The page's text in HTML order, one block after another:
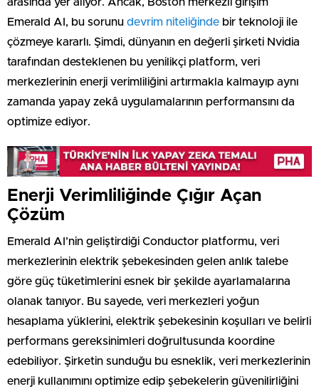
arasında yer alıyor. Ancak, Boston merkezli girişim
Emerald AI, bu sorunu devrim niteliğinde bir teknoloji ile
çözmeye kararlı. Şimdi, dünyanın en değerli şirketi Nvidia
tarafından desteklenen bu yenilikçi platform, veri
merkezlerinin enerji verimliliğini artırmakla kalmayıp aynı
zamanda yapay zekâ uygulamalarının performansını da
optimize ediyor.
Enerji Verimliliğinde Çığır Açan
Çözüm
Emerald AI’nin geliştirdiği Conductor platformu, veri
merkezlerinin elektrik şebekesinden gelen anlık talebe
göre güç tüketimlerini esnek bir şekilde ayarlamalarına
olanak tanıyor. Bu sayede, veri merkezleri yoğun
hesaplama yüklerini, elektrik şebekesinin koşulları ve belirli
performans gereksinimleri doğrultusunda koordine
edebiliyor. Şirketin sunduğu bu esneklik, veri merkezlerinin
enerji kullanımını optimize edip şebekelerin güvenilirliğini